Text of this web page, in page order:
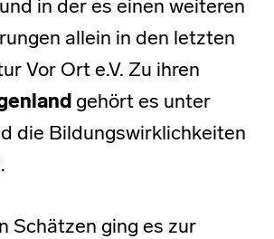
in der es einen weiteren
allein in den letzten
Vor Ort e.V. Zu ihren
gehört es unter
die Bildungswirklichkeiten
Schätzen ging es zur